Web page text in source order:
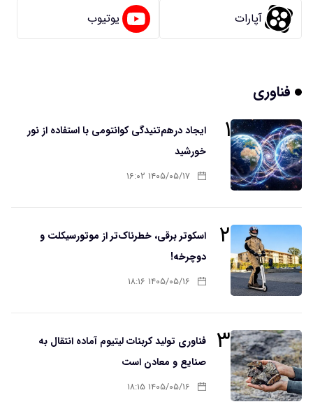
آپارات یوتیوب
فناوری
۱
ایجاد درهم‌تنیدگی کوانتومی با استفاده از نور
خورشید
۱۴۰۵/۰۵/۱۷ ۱۶:۰۲
۲
اسکوتر برقی، خطرناک‌تر از موتورسیکلت و
دوچرخه!
۱۴۰۵/۰۵/۱۶ ۱۸:۱۶
۳
فناوری تولید کربنات لیتیوم آماده انتقال به
صنایع و معادن است
۱۴۰۵/۰۵/۱۶ ۱۸:۱۵